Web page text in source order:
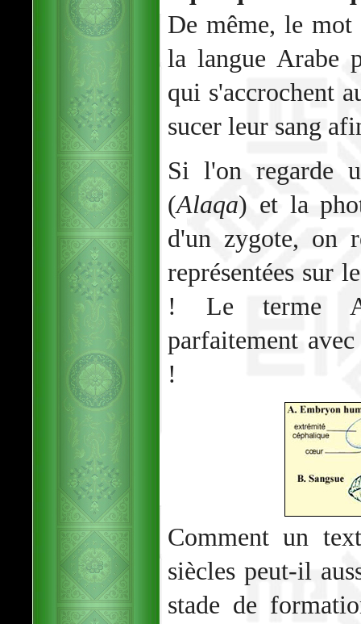
De même, le
la langue Arabe
qui s'accrochent
sucer leur sang
Si l'on regarde
(Alaqa) et la
d'un zygote, on
représentées sur
! Le terme
parfaitement
!
Comment un
siècles peut-il
stade de